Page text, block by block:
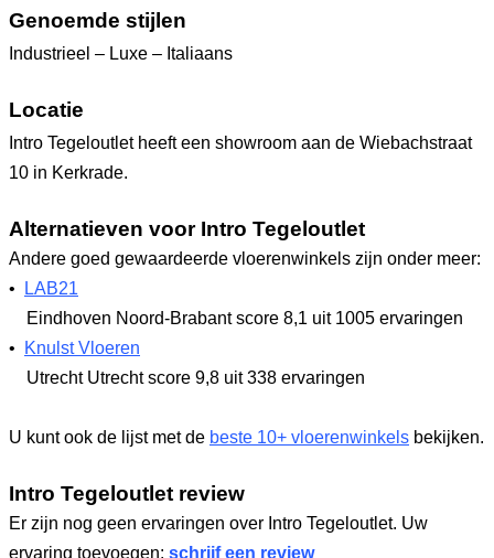
Genoemde stijlen
Industrieel – Luxe – Italiaans
Locatie
Intro Tegeloutlet heeft een showroom aan de Wiebachstraat
10 in Kerkrade.
Alternatieven voor Intro Tegeloutlet
Andere goed gewaardeerde vloerenwinkels zijn onder meer:
•
LAB21
Eindhoven Noord-Brabantscore 8,1 uit 1005 ervaringen
•
Knulst Vloeren
Utrecht Utrechtscore 9,8 uit 338 ervaringen
U kunt ook de lijst met de beste 10+ vloerenwinkels bekijken.
Intro Tegeloutlet review
Er zijn nog geen ervaringen over Intro Tegeloutlet. Uw
ervaring toevoegen: schrijf een review